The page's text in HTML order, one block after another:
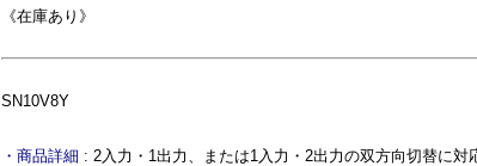
《在庫あり》
SN10V8Y
・商品詳細 : 2入力・1出力、または1入力・2出力の双方向切替に対